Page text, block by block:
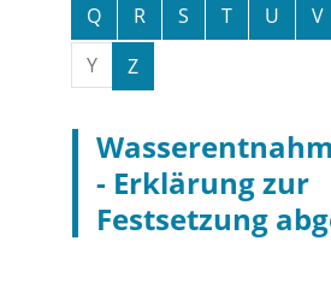
Q
R S T U V
Y
Z
- Erklärung zur
Festsetzung